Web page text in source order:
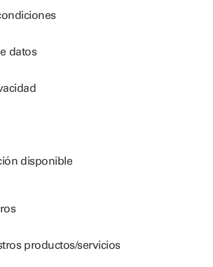
datos
disponible
productos/servicios